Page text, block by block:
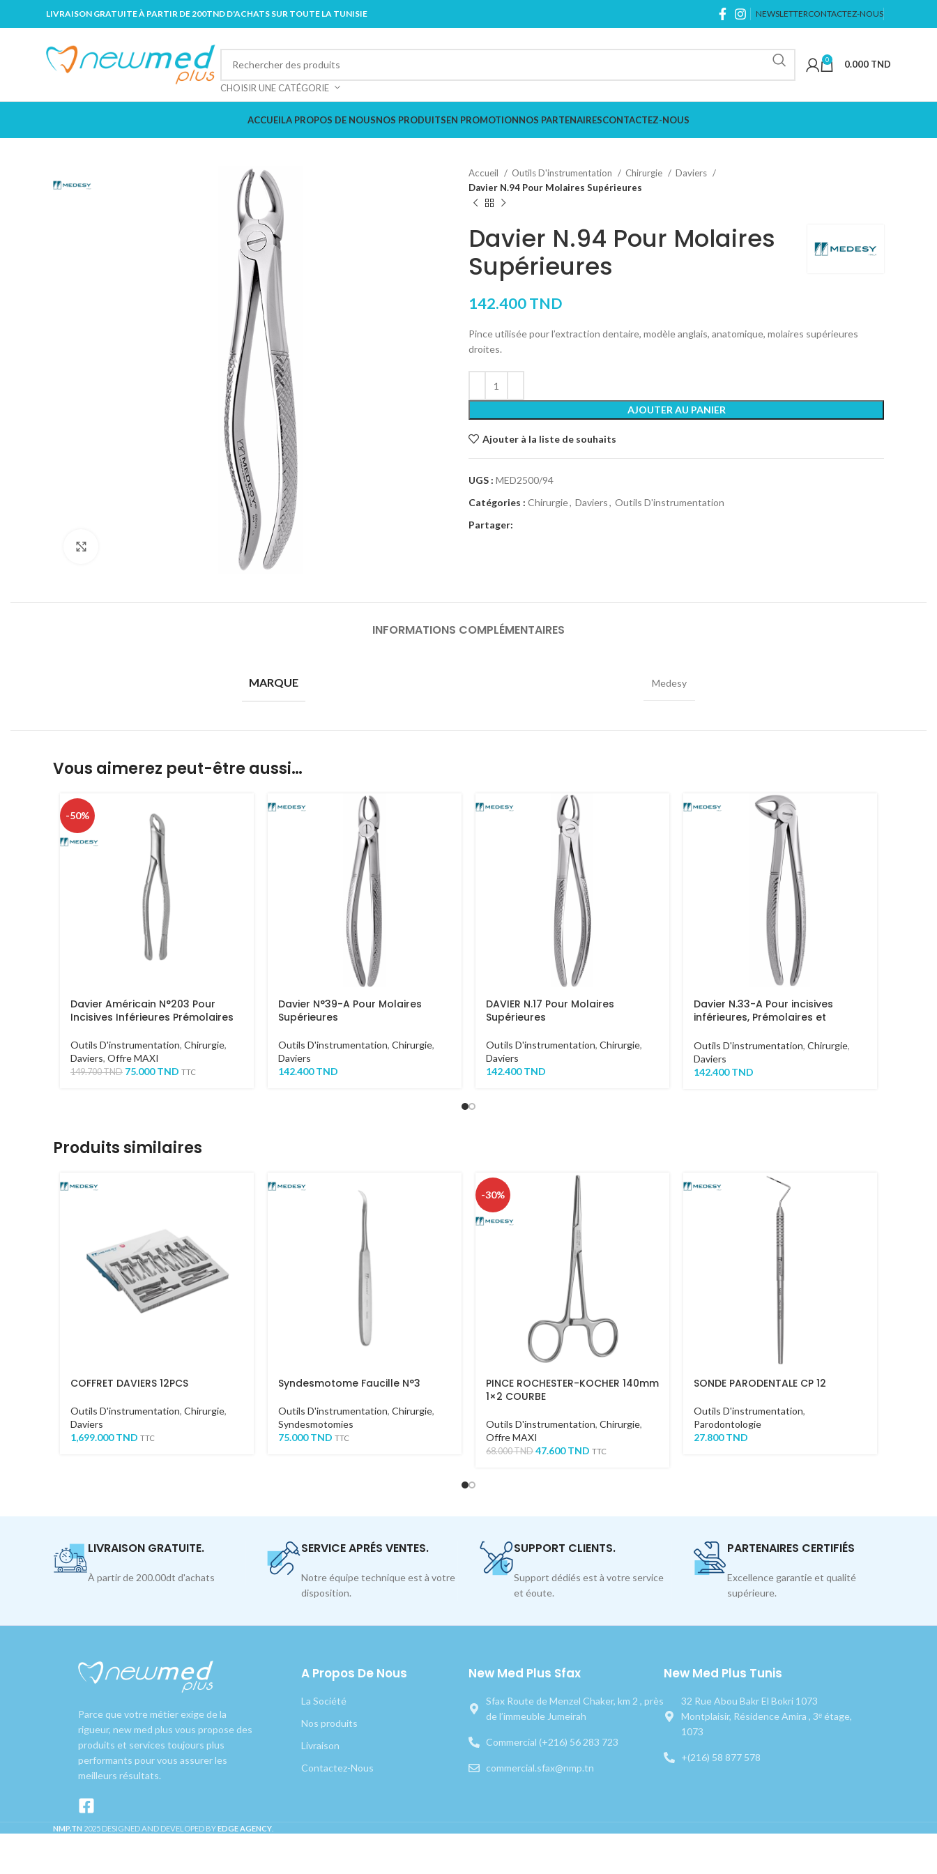
LIVRAISON GRATUITE À PARTIR DE 200TND D'ACHATS SUR TOUTE LA TUNISIE NEWSLETTERCONTACTEZ-NOUS
CHOISIR UNE CATÉGORIE
0 0.000 TND
ACCUEILA PROPOS DE NOUSNOS PRODUITSEN PROMOTIONNOS PARTENAIRESCONTACTEZ-NOUS
Accueil Outils D'instrumentation Chirurgie
Daviers
Davier N.94 Pour Molaires Supérieures
Davier N.94 Pour Molaires
Supérieures
142.400TND
Pince utilisée pour l’extraction dentaire, modèle anglais, anatomique, molaires supérieures
droites.
AJOUTER AU PANIER
Ajouter à la liste de souhaits
UGS : MED2500/94
Catégories : Chirurgie, Daviers, Outils D'instrumentation
Partager:
INFORMATIONS COMPLÉMENTAIRES
MARQUE Medesy
Vous aimerez peut-être aussi…
-50%
Davier Américain N°203 Pour
Incisives Inférieures Prémolaires
Outils D'instrumentation, Chirurgie,
Daviers, Offre MAXI
149.700TND 75.000TND TTC
Davier N°39-A Pour Molaires
Supérieures
Outils D'instrumentation, Chirurgie,
Daviers
142.400TND
DAVIER N.17 Pour Molaires
Supérieures
Outils D'instrumentation, Chirurgie,
Daviers
142.400TND
Davier N.33-A Pour incisives
inférieures, Prémolaires et
Outils D'instrumentation, Chirurgie,
Daviers
142.400TND
Produits similaires
COFFRET DAVIERS 12PCS
Outils D'instrumentation, Chirurgie,
Daviers
1,699.000TND TTC
Syndesmotome Faucille N°3
Outils D'instrumentation, Chirurgie,
Syndesmotomies
75.000TND TTC
-30%
PINCE ROCHESTER-KOCHER 140mm
1×2 COURBE
Outils D'instrumentation, Chirurgie,
Offre MAXI
68.000TND 47.600TND TTC
SONDE PARODENTALE CP 12
Outils D'instrumentation,
Parodontologie
27.800TND
LIVRAISON GRATUITE.
À partir de 200.00dt d'achats
SERVICE APRÉS VENTES.
Notre équipe technique est à votre
disposition.
SUPPORT CLIENTS.
Support dédiés est à votre service
et éoute.
PARTENAIRES CERTIFIÉS
Excellence garantie et qualité
supérieure.
Parce que votre métier exige de la
rigueur, new med plus vous propose des
produits et services toujours plus
performants pour vous assurer les
meilleurs résultats.
A Propos De Nous
La Société
Nos produits
Livraison
Contactez-Nous
New Med Plus Sfax
Sfax Route de Menzel Chaker, km 2 , près
de l’immeuble Jumeirah
Commercial (+216) 56 283 723
commercial.sfax@nmp.tn
New Med Plus Tunis
32 Rue Abou Bakr El Bokri 1073
Montplaisir, Résidence Amira , 3ᵉ étage,
1073
+(216) 58 877 578
NMP.TN 2025 DESIGNED AND DEVELOPED BYEDGE AGENCY